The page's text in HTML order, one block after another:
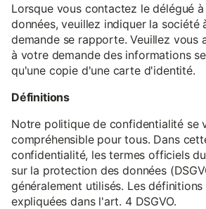
Lorsque vous contactez le délégué
données, veuillez indiquer la société
demande se rapporte. Veuillez vous
à votre demande des informations
qu'une copie d'une carte d'identité.
Définitions
Notre politique de confidentialité se
compréhensible pour tous. Dans
confidentialité, les termes officiels
sur la protection des données
généralement utilisés. Les
expliquées dans l'art. 4 DSGVO.